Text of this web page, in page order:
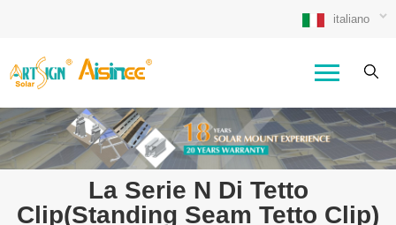
italiano
La Serie N Di Tetto
Clip(standing Seam Tetto Clip)